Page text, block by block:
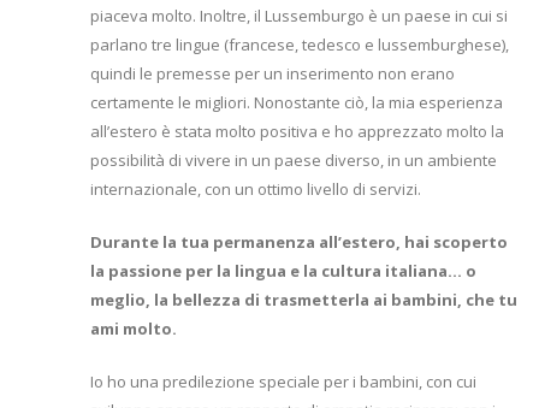
piaceva molto. Inoltre, il Lussemburgo è un paese in cui si
parlano tre lingue (francese, tedesco e lussemburghese),
quindi le premesse per un inserimento non erano
certamente le migliori. Nonostante ciò, la mia esperienza
all’estero è stata molto positiva e ho apprezzato molto la
possibilità di vivere in un paese diverso, in un ambiente
internazionale, con un ottimo livello di servizi.
Durante la tua permanenza all’estero, hai scoperto
la passione per la lingua e la cultura italiana… o
meglio, la bellezza di trasmetterla ai bambini, che tu
ami molto.
Io ho una predilezione speciale per i bambini, con cui